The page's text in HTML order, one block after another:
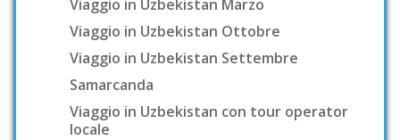
Viaggio in Uzbekistan Marzo
Viaggio in Uzbekistan Ottobre
Viaggio in Uzbekistan Settembre
Samarcanda
Viaggio in Uzbekistan con tour operator
locale